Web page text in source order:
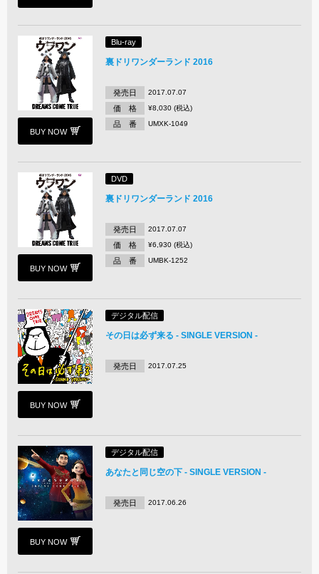
BUY NOW
Blu-ray
裏ドリワンダーランド 2016
発売日 2017.07.07
価 格 ¥8,030 (税込)
品 番 UMXK-1049
BUY NOW
DVD
裏ドリワンダーランド 2016
発売日 2017.07.07
価 格 ¥6,930 (税込)
品 番 UMBK-1252
BUY NOW
デジタル配信
その日は必ず来る - SINGLE VERSION -
発売日 2017.07.25
BUY NOW
デジタル配信
あなたと同じ空の下 - SINGLE VERSION -
発売日 2017.06.26